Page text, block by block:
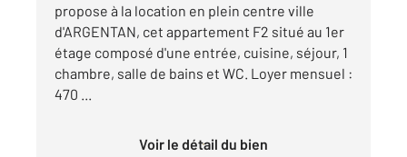
propose à la location en plein centre ville
d'ARGENTAN, cet appartement F2 situé au 1er
étage composé d'une entrée, cuisine, séjour, 1
chambre, salle de bains et WC. Loyer mensuel :
470 ...
Voir le détail du bien